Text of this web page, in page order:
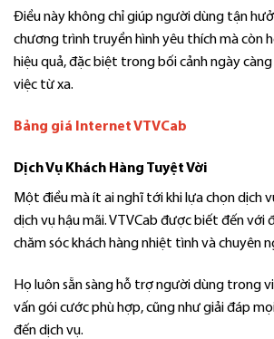
Điều này không chỉ giúp người dùng tận
chương trình truyền hình yêu thích mà còn
hiệu quả, đặc biệt trong bối cảnh ngày
việc từ xa.
Bảng giá Internet VTVCab
Dịch Vụ Khách Hàng Tuyệt Vời
Một điều mà ít ai nghĩ tới khi lựa chọn dịch
dịch vụ hậu mãi. VTVCab được biết đến với
chăm sóc khách hàng nhiệt tình và chuyên
Họ luôn sẵn sàng hỗ trợ người dùng trong
vấn gói cước phù hợp, cũng như giải đáp
đến dịch vụ.